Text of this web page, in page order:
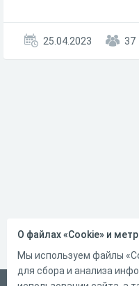
25.04.2023 37
О файлах «Cookie» и
Мы используем файлы
для сбора и анализа